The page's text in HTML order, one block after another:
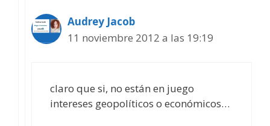
Audrey Jacob
11 noviembre 2012 a las 19:19
claro que si, no están en juego
intereses geopolíticos o económicos…